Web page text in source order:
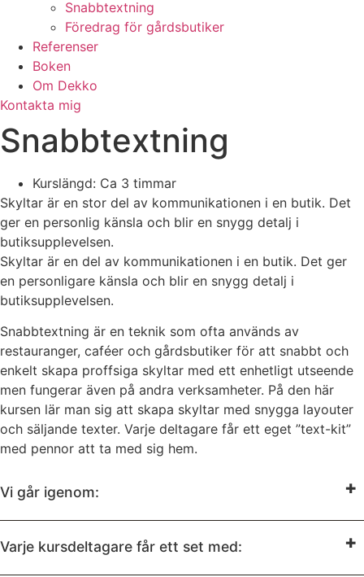
Snabbtextning
Föredrag för gårdsbutiker
Referenser
Boken
Om Dekko
Kontakta mig
Snabbtextning
Kurslängd: Ca 3 timmar
Skyltar är en stor del av kommunikationen i en butik. Det
ger en personlig känsla och blir en snygg detalj i
butiksupplevelsen.
Skyltar är en del av kommunikationen i en butik. Det ger
en personligare känsla och blir en snygg detalj i
butiksupplevelsen.
Snabbtextning är en teknik som ofta används av
restauranger, caféer och gårdsbutiker för att snabbt och
enkelt skapa proffsiga skyltar med ett enhetligt utseende
men fungerar även på andra verksamheter. På den här
kursen lär man sig att skapa skyltar med snygga layouter
och säljande texter. Varje deltagare får ett eget ”text-kit”
med pennor att ta med sig hem.
Vi går igenom:
Varje kursdeltagare får ett set med: